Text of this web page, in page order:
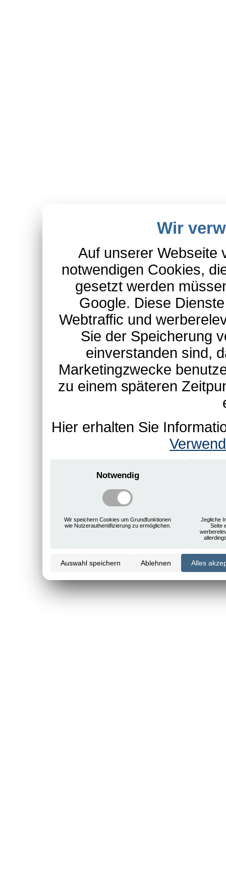
Wir
Auf unserer Webseite
notwendigen Cookies,
gesetzt werden
Google. Diese
Webtraffic und
Sie der Speicherung
einverstanden sind,
Marketingzwecke
zu einem späteren
Hier erhalten Sie
Notwendig
Wir speichern Cookies um Grundfunktionen
wie Nutzerauthentifizierung zu ermöglichen.
Jegliche
Seite
Auswahl speichern Ablehnen Alles